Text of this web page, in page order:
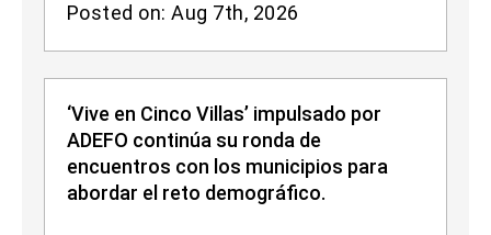
Posted on: Aug 7th, 2026
‘Vive en Cinco Villas’ impulsado por
ADEFO continúa su ronda de
encuentros con los municipios para
abordar el reto demográfico.